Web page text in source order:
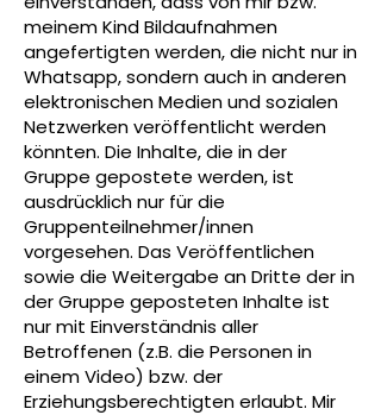
meinem Kind Bildaufnahmen
angefertigten werden, die nicht nur in
Whatsapp, sondern auch in anderen
elektronischen Medien und sozialen
Netzwerken veröffentlicht werden
könnten. Die Inhalte, die in der
Gruppe gepostete werden, ist
ausdrücklich nur für die
Gruppenteilnehmer/innen
vorgesehen. Das Veröffentlichen
sowie die Weitergabe an Dritte der in
der Gruppe geposteten Inhalte ist
nur mit Einverständnis aller
Betroffenen (z.B. die Personen in
einem Video) bzw. der
Erziehungsberechtigten erlaubt. Mir